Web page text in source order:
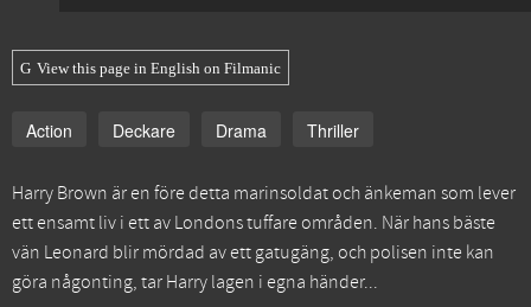
View this page in English on Filmanic
Action Deckare Drama Thriller
Harry Brown är en före detta marinsoldat och änkeman som lever
ett ensamt liv i ett av Londons tuffare områden. När hans bäste
vän Leonard blir mördad av ett gatugäng, och polisen inte kan
göra någonting, tar Harry lagen i egna händer...